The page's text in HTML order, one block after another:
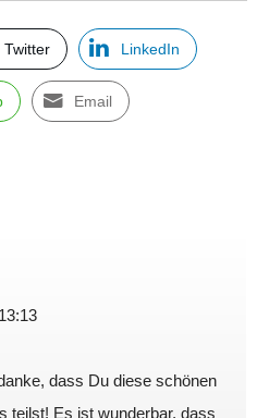
Twitter LinkedIn
Email
dass Du diese schönen
teilst! Es ist wunderbar, dass